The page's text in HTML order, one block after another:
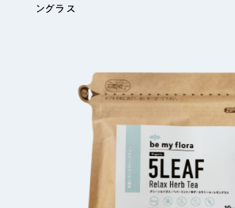
ングラス